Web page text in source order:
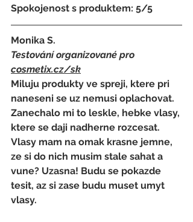
Spokojenost s produktem: 5/5
Monika S.
Testování organizované pro
cosmetix.cz/sk
Miluju produkty ve spreji, ktere pri
naneseni se uz nemusi oplachovat.
Zanechalo mi to leskle, hebke vlasy,
ktere se daji nadherne rozcesat.
Vlasy mam na omak krasne jemne,
ze si do nich musim stale sahat a
vune? Uzasna! Budu se pokazde
tesit, az si zase budu muset umyt
vlasy.